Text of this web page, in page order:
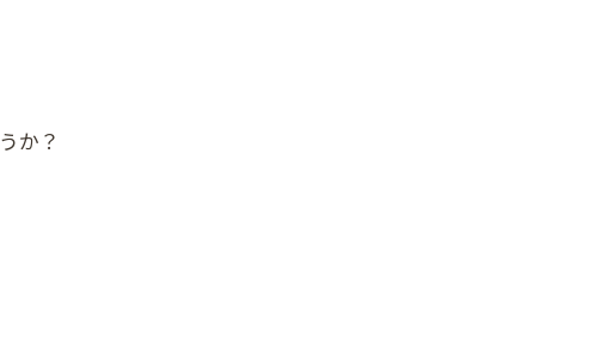
か？